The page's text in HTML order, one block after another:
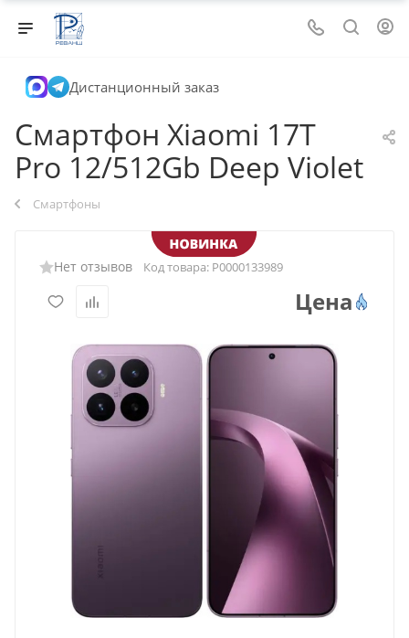
Дистанционный заказ
Смартфон Xiaomi 17T
Pro 12/512Gb Deep Violet
Смартфоны
Нет отзывов Код товара: Р0000133989
Цена